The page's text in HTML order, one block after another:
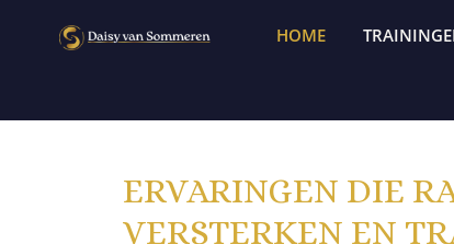
HOME
ERVARINGEN DIE
VERSTERKEN EN